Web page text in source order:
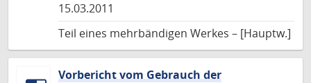
15.03.2011
Teil eines mehrbändigen Werkes – [Hauptw.]
Vorbericht vom Gebrauch der